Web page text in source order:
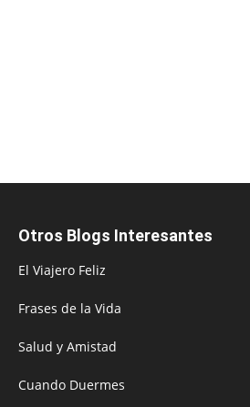
Otros Blogs Interesantes
El Viajero Feliz
Frases de la Vida
Salud y Amistad
Cuando Duermes